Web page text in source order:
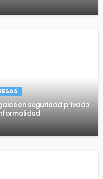
en seguridad privada